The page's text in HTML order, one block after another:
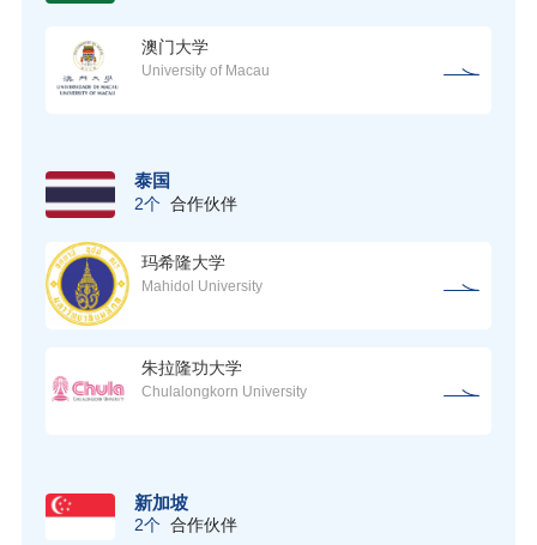
澳门大学
University of Macau
泰国
2个 合作伙伴
玛希隆大学
Mahidol University
朱拉隆功大学
Chulalongkorn University
新加坡
2个 合作伙伴